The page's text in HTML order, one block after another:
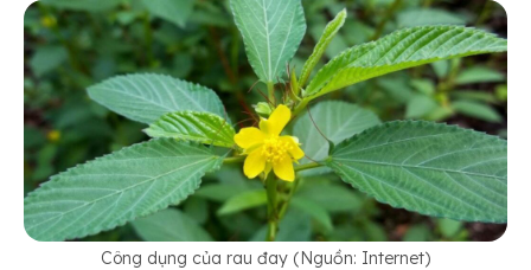
Công dụng của rau đay (Nguồn: Internet)